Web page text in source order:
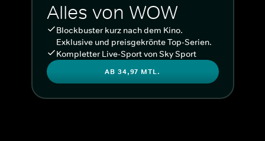
Alles von WOW
Blockbuster kurz nach dem Kino.
Exklusive und preisgekrönte Top-Serien.
Kompletter Live-Sport von Sky Sport
AB 34,97 MTL.